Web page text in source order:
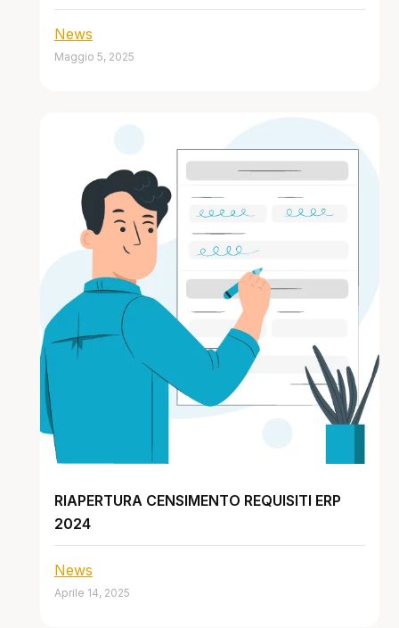
News
Maggio 5, 2025
RIAPERTURA CENSIMENTO REQUISITI ERP
2024
News
Aprile 14, 2025